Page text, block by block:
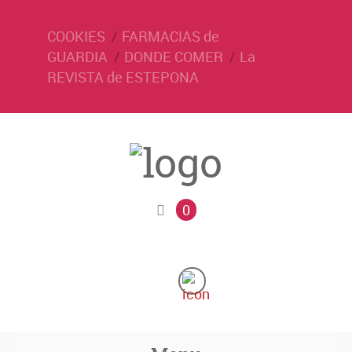
COOKIES
FARMACIAS de
GUARDIA
DONDE COMER
La
REVISTA de ESTEPONA
0